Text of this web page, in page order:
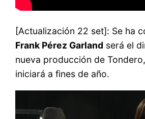
[Actualización 22 set]: Se ha
Frank Pérez Garland será el
nueva producción de
iniciará a fines de año.